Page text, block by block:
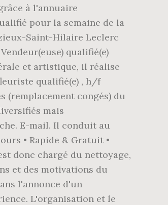
à l'annuaire
pour la semaine de la
Saint-Hilaire Leclerc
qualifié(e)
et artistique, il réalise
qualifié(e) , h/f
(remplacement congés) du
mais
E-mail. Il conduit au
• Rapide & Gratuit •
donc chargé du nettoyage,
et des motivations du
l'annonce d'un
L'organisation et le